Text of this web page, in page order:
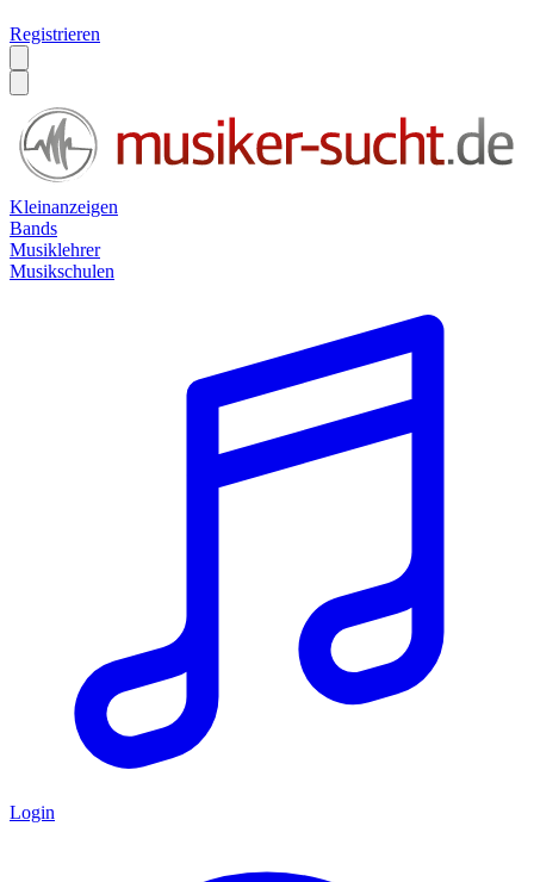
Registrieren
Kleinanzeigen
Bands
Musiklehrer
Musikschulen
Login